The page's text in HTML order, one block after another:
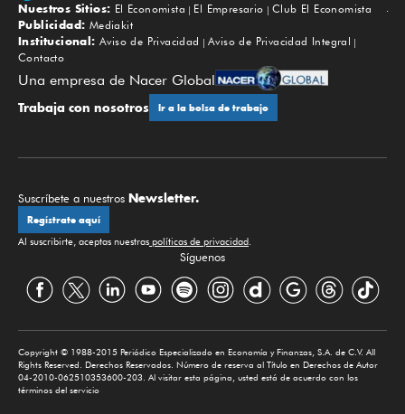
Subir
Nuestros Sitios: El Economista El Empresario
Club El Economista
Publicidad: Mediakit
Institucional: Aviso de Privacidad
Aviso de Privacidad Integral
Contacto
Una empresa de Nacer Global
Trabaja con nosotros Ir a la bolsa de trabajo
Suscríbete a nuestros Newsletter.
Regístrate aquí
Al suscribirte, aceptas nuestras políticas de privacidad.
Síguenos
Copyright © 1988-2015 Periódico Especializado en Economía y Finanzas, S.A. de C.V. All
Rights Reserved. Derechos Reservados. Número de reserva al Título en Derechos de Autor
04-2010-062510353600-203. Al visitar esta página, usted está de acuerdo con los
términos del servicio